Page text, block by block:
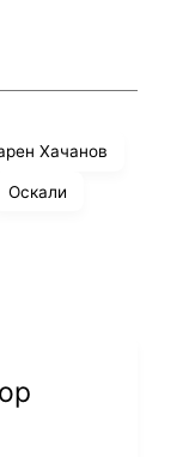
Хачанов
Оскали